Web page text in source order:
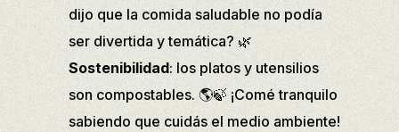
dijo que la comida saludable no podía
ser divertida y temática? 🌿
Sostenibilidad: los platos y utensilios
son compostables. 🌎🍃 ¡Comé tranquilo
sabiendo que cuidás el medio ambiente!